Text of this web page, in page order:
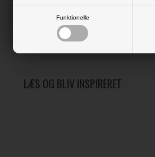
Funktionelle
Klare stempler med søde motiver.
Stemplet er klar til at sætte på en akrylklods
LÆS OG BLIV INSPIRERET